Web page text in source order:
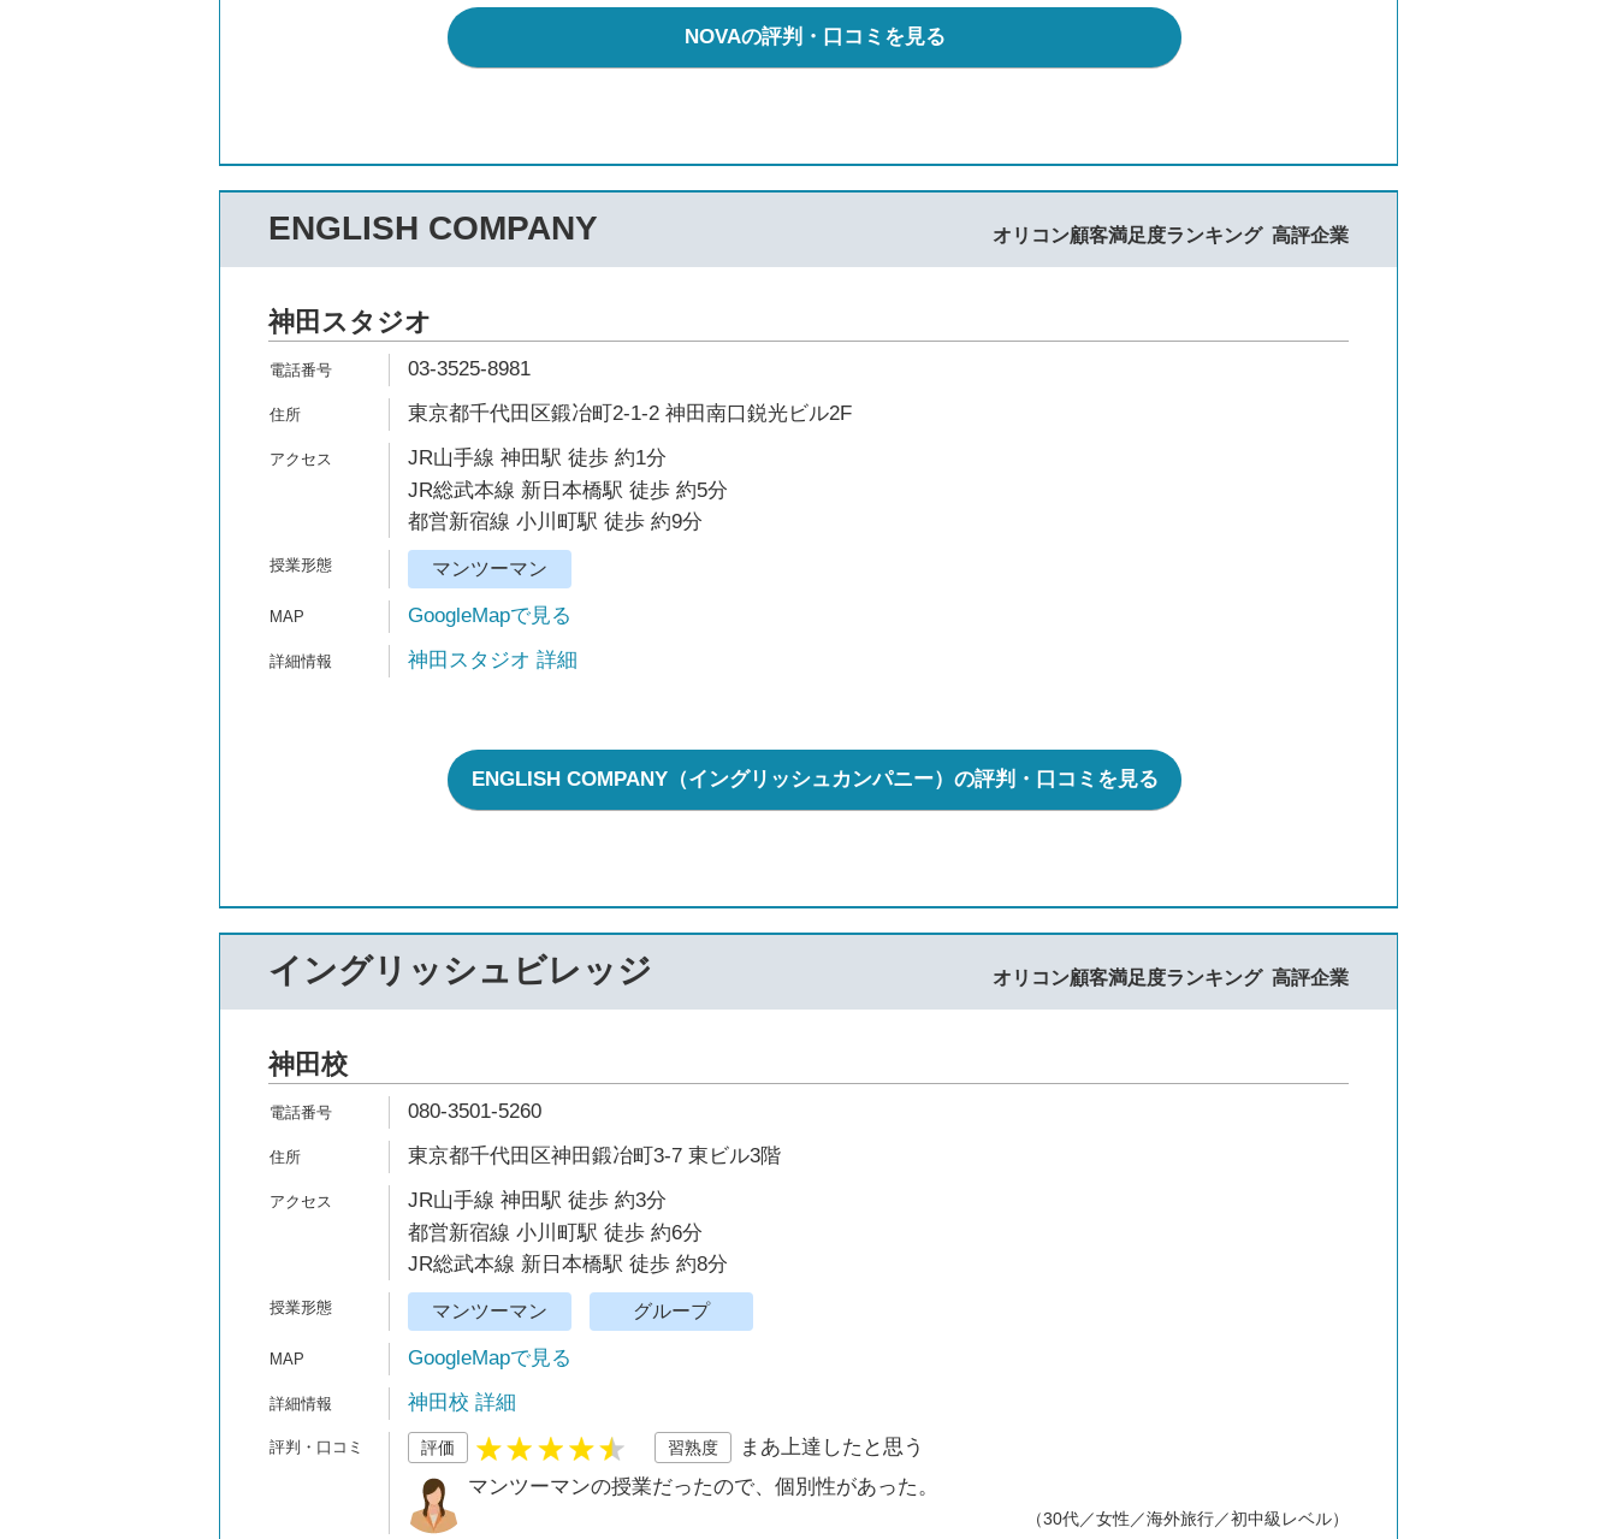
NOVAの評判・口コミを見る
ENGLISH COMPANY オリコン顧客満足度ランキング 高評企業
神田スタジオ
03-3525-8981
東京都千代田区鍛冶町2-1-2 神田南口鋭光ビル2F
JR山手線 神田駅 徒歩 約1分
JR総武本線 新日本橋駅 徒歩 約5分
都営新宿線 小川町駅 徒歩 約9分
マンツーマン
GoogleMapで見る
神田スタジオ 詳細
ENGLISH COMPANY（イングリッシュカンパニー）の評判・口コミを見る
イングリッシュビレッジ オリコン顧客満足度ランキング 高評企業
神田校
080-3501-5260
東京都千代田区神田鍛冶町3-7 東ビル3階
JR山手線 神田駅 徒歩 約3分
都営新宿線 小川町駅 徒歩 約6分
JR総武本線 新日本橋駅 徒歩 約8分
マンツーマン グループ
GoogleMapで見る
神田校 詳細
評価 習熟度
まあ上達したと思う
マンツーマンの授業だったので、個別性があった。
（30代／女性／海外旅行／初中級レベル）